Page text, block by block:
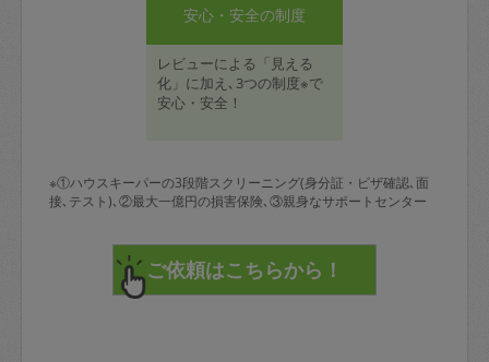
安心・安全の制度
レビューによる「見える
化」に加え､3つの制度※で
安心・安全！
※①ハウスキーパーの3段階スクリーニング(身分証・ビザ確認､面
接､テスト)､②最大一億円の損害保険､③親身なサポートセンター